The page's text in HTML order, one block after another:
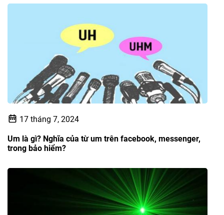
17 tháng 7, 2024
Um là gì? Nghĩa của từ um trên facebook, messenger,
trong bảo hiểm?